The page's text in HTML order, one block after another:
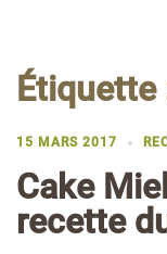
Étiquette
15 MARS 2017
Cake
recette